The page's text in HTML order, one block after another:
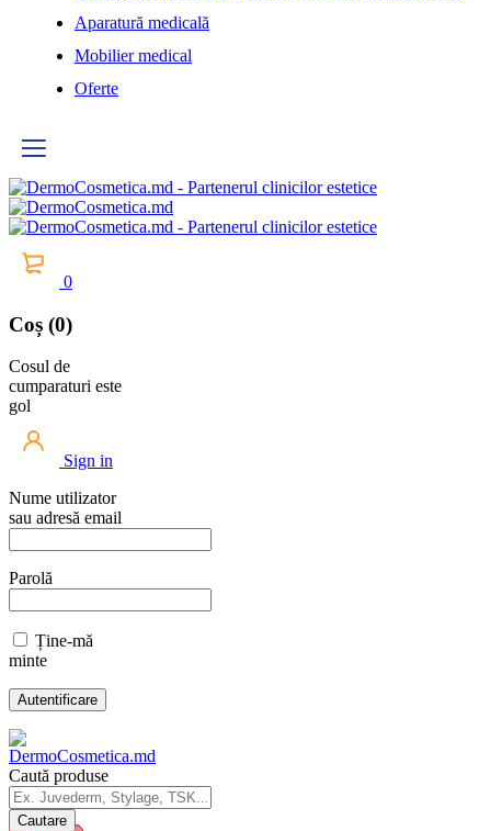
Aparatură medicală
Mobilier medical
Oferte
0
Coș (0)
Cosul de
cumparaturi este
gol
Sign in
Nume utilizator
sau adresă email
Parolă
Ține-mă
minte
Caută produse